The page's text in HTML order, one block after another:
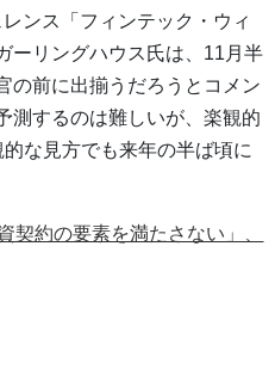
ンス「フィンテック・ウィ
ーリングハウス氏は、11月半
の前に出揃うだろうとコメン
測するのは難しいが、楽観的
な見方でも来年の半ば頃に
契約の要素を満たさない」、